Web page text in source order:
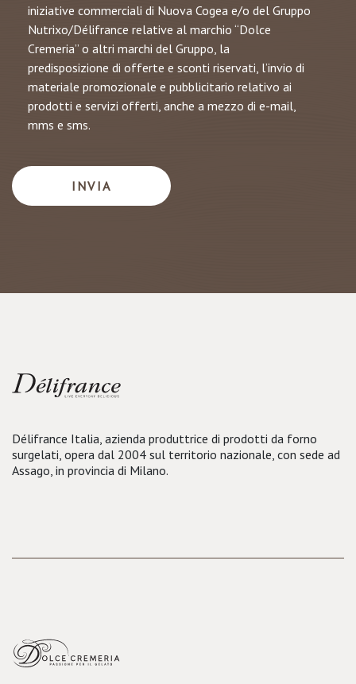
iniziative commerciali di Nuova Cogea e/o del Gruppo
Nutrixo/Délifrance relative al marchio “Dolce
Cremeria” o altri marchi del Gruppo, la
predisposizione di offerte e sconti riservati, l’invio di
materiale promozionale e pubblicitario relativo ai
prodotti e servizi offerti, anche a mezzo di e-mail,
mms e sms.
Délifrance Italia, azienda produttrice di prodotti da forno
surgelati, opera dal 2004 sul territorio nazionale, con sede ad
Assago, in provincia di Milano.